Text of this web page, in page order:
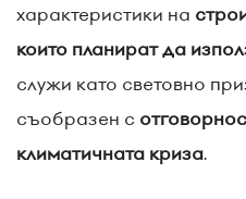
характеристики на
които планират да
служи като световно
съобразен с
климатичната криза.